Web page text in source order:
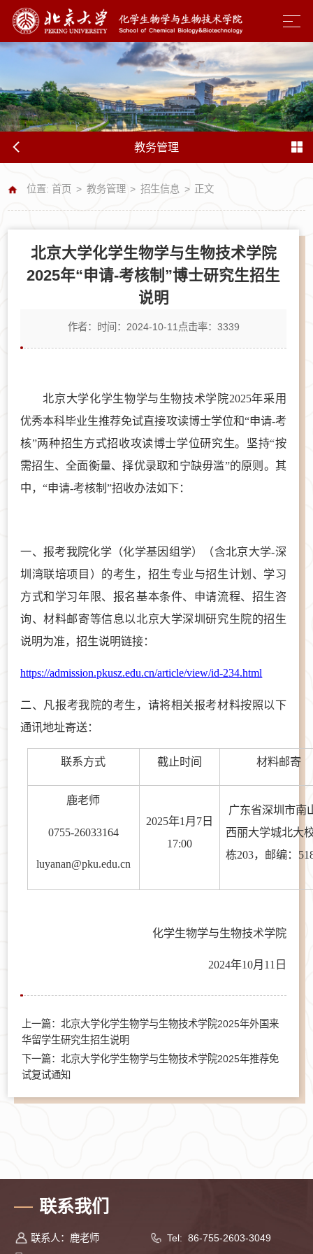
教务管理
位置:首页 > 教务管理 > 招生信息 > 正文
北京大学化学生物学与生物技术学院
2025年“申请-考核制”博士研究生招生
说明
作者： 时间：2024-10-11点击率： 3339
北京大学化学生物学与生物技术学院2025年采用
优秀本科毕业生推荐免试直接攻读博士学位和“申请-考
核”两种招生方式招收攻读博士学位研究生。坚持“按
需招生、全面衡量、择优录取和宁缺毋滥”的原则。其
中，“申请-考核制”招收办法如下：
一、 报考我院化学（化学基因组学）（含北京大学-深
圳湾联培项目 ）的考生，招生专业与招生计划、学习
方式和学习年限、报名基本条件、申请流程、招生咨
询、材料邮寄等信息以北京大学深圳研究生院的招生
说明为准，招生说明链接：
https://admission.pkusz.edu.cn/article/view/id-234.html
二、 凡报考我院的考生，请将相关报考材料按照以下
通讯地址寄送：
联系方式 截止时间 材料邮寄
鹿老师
0755-26033164
luyanan@pku.edu.cn
2025年1月 7日
17:00
广东省深圳市南
西丽大学城北大
栋203，邮编：
化学生物学与生物技术学院
2024年10月 11 日
上一篇：北京大学化学生物学与生物技术学院2025年外国来
华留学生研究生招生说明
下一篇：北京大学化学生物学与生物技术学院2025年推荐免
试复试通知
联系我们
联系人：鹿老师
Tel: 86-755-2603-3049